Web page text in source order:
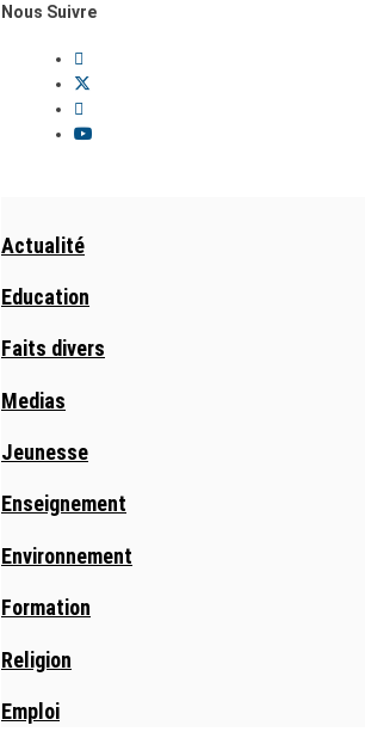
Nous Suivre
Actualité
Education
Faits divers
Medias
Jeunesse
Enseignement
Environnement
Formation
Religion
Emploi